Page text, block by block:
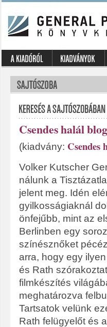
Csendes halál
(kiadvány: Csendes
Volker Kutscher
nálunk a
jelent meg. Idén
gyilkosságiaknál
önfejűbb, mint az
Berlinben egy
színésznőket
arra, hogy egy
és Rath
filmkészítés
meghatározva
Tartsatok velünk
Rath felügyelőt és